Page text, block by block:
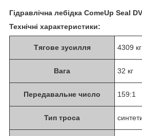
Гідравлічна лебідка ComeUp Seal
Технічні характеристики:
Тягове зусилля 4309 кг
Вага 32 кг
Передавальне число 159:1
Тип троса